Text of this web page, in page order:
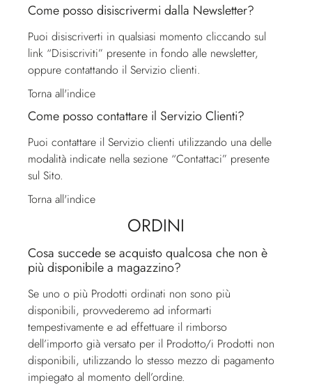
Come posso disiscrivermi dalla Newsletter?
Puoi disiscriverti in qualsiasi momento cliccando sul
link “Disiscriviti” presente in fondo alle newsletter,
oppure contattando il Servizio clienti.
Torna all'indice
Come posso contattare il Servizio Clienti?
Puoi contattare il Servizio clienti utilizzando una delle
modalità indicate nella sezione “Contattaci” presente
sul Sito.
Torna all'indice
ORDINI
Cosa succede se acquisto qualcosa che non è
più disponibile a magazzino?
Se uno o più Prodotti ordinati non sono più
disponibili, provvederemo ad informarti
tempestivamente e ad effettuare il rimborso
dell’importo già versato per il Prodotto/i Prodotti non
disponibili, utilizzando lo stesso mezzo di pagamento
impiegato al momento dell’ordine.